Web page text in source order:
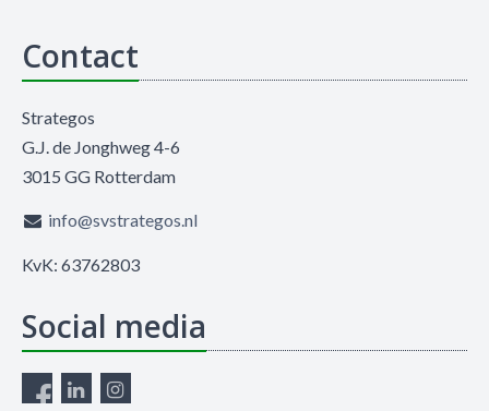
Contact
Strategos
G.J. de Jonghweg 4-6
3015 GG Rotterdam
info@svstrategos.nl
KvK: 63762803
Social media